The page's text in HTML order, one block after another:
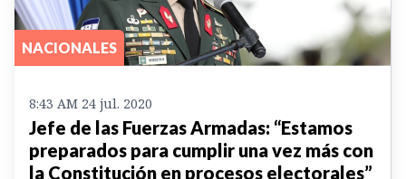
NACIONALES
8:43 AM 24 jul. 2020
Jefe de las Fuerzas Armadas: “Estamos
preparados para cumplir una vez más con
la Constitución en procesos electorales”